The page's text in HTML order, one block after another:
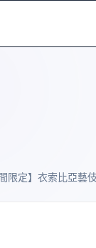
間限定】衣索比亞藝